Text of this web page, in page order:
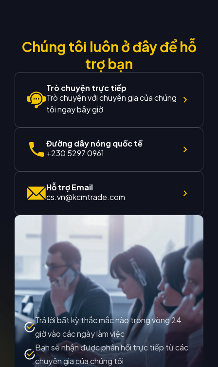
Chúng tôi luôn ở đây để hỗ
trợ bạn
Trò chuyện trực tiếp
Trò chuyện với chuyên gia của chúng
tôi ngay bây giờ
Đường dây nóng quốc tế
+230 5297 0961
Hỗ trợ Email
cs.vn@kcmtrade.com
Trả lời bất kỳ thắc mắc nào trong vòng 24
giờ vào các ngày làm việc
Bạn sẽ nhận được phản hồi trực tiếp từ các
chuyên gia của chúng tôi